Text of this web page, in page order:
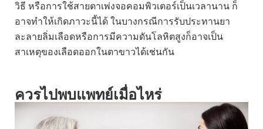
วิธี หรือการใช้สายตาเพ่งจอคอมพิวเตอร์เป็นเวลานาน ก็
อาจทำให้เกิดภาวะนี้ได้ ในบางกรณีการรับประทานยา
ละลายลิ่มเลือดหรือการมีความดันโลหิตสูงก็อาจเป็น
สาเหตุของเลือดออกในตาขาวได้เช่นกัน
ควรไปพบแพทย์เมื่อไหร่